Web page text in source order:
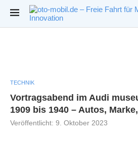
TECHNIK
Vortragsabend im Audi
1909 bis 1940 – Autos,
Veröffentlicht: 9. Oktober 2023